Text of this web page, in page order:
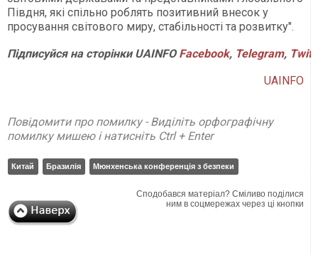
Півдня, які спільно роблять позитивний внесок у
просування світового миру, стабільності та розвитку".
ПідписуйсянасторінкиUAINFO Facebook, Telegram,
UAINFO
Повідомити про помилку - Виділіть орфографічну
помилку мишею і натисніть Ctrl + Enter
Китай Бразилія Мюнхенська конференція з безпеки
Сподобався матеріал? Сміливо поділися
ним в соцмережах через ці кнопки